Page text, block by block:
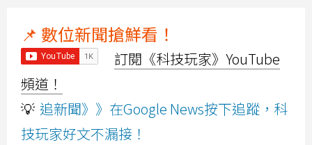
📌 數位新聞搶鮮看！
訂閱《科技玩家》YouTube
頻道！
💡 追新聞》》在Google News按下追蹤，科
技玩家好文不漏接！